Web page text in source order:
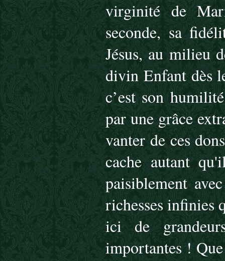
virginité de
seconde, sa
Jésus, au milieu
divin Enfant dès
c’est son
par une grâce
vanter de ces
cache autant
paisiblement
richesses infinies
ici de
importantes !